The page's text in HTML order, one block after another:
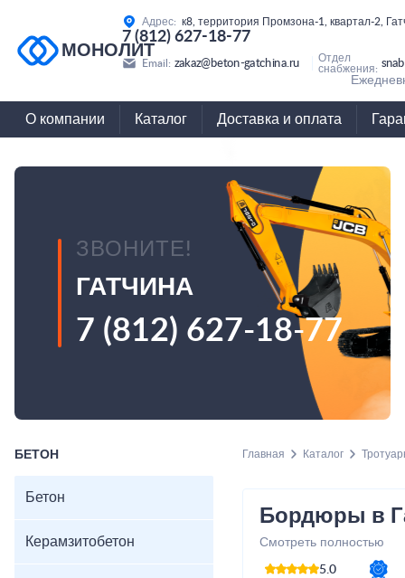
МОНОЛИТ
Адрес: к8, территория Промзона-1, квартал-2,
7 (812) 627-18-77
Email: zakaz@beton-gatchina.ru
Отдел
снабжения:
О компании Каталог Доставка и оплата
ЗВОНИТЕ!
ГАТЧИНА
7 (812) 627-18-77
БЕТОН
Бетон
Керамзитобетон
Главная Каталог
Бордюры в
Смотреть полностью
5.0